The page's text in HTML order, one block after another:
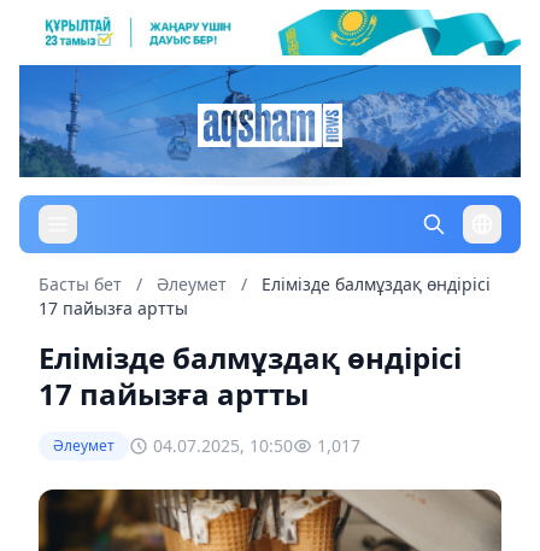
Басты бет / Әлеумет /
Елімізде балмұздақ өндірісі
17 пайызға артты
Елімізде балмұздақ өндірісі
17 пайызға артты
Әлеумет 04.07.2025, 10:50 1,017